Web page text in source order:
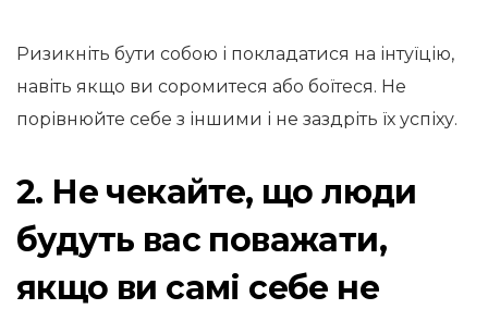
Ризикніть бути собою і покладатися на інтуїцію,
навіть якщо ви соромитеся або боїтеся. Не
порівнюйте себе з іншими і не заздріть їх успіху.
2. Не чекайте, що люди
будуть вас поважати,
якщо ви самі себе не